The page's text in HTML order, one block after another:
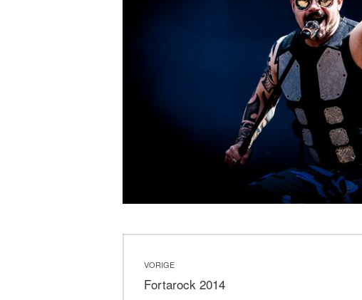
navigatie
VORIGE
Vorig
Fortarock 2014